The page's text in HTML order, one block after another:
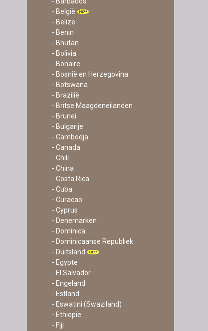
- België
- Belize
- Benin
- Bhutan
- Bolivia
- Bonaire
- Bosnië en Herzegovina
- Botswana
- Brazilië
- Britse Maagdeneilanden
- Brunei
- Bulgarije
- Cambodja
- Canada
- Chili
- China
- Costa Rica
- Cuba
- Curacao
- Cyprus
- Denemarken
- Dominica
- Dominicaanse Republiek
- Duitsland
- Egypte
- El Salvador
- Engeland
- Estland
- Eswatini (Swaziland)
- Ethiopië
- Fiji